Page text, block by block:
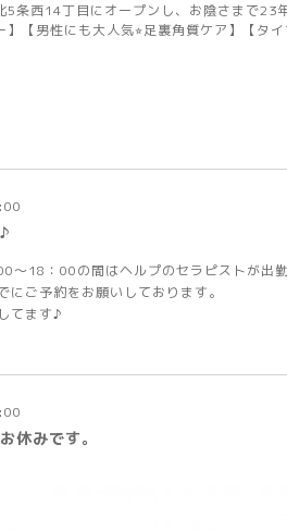
条西14丁目にオープンし、お陰さまで23
【男性にも大人気⭐︎足裏角質ケア】【タ
～18：00の間はヘルプのセラピストが出
にご予約をお願いしております。
てます♪
休みです。